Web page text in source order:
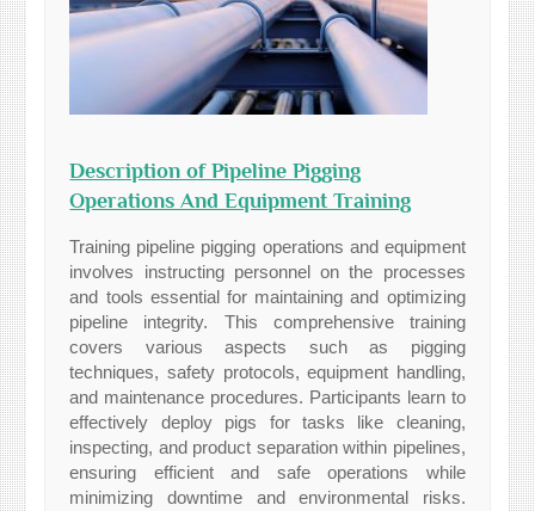
Description of Pipeline Pigging
Operations And Equipment Training
Training pipeline pigging operations and equipment
involves instructing personnel on the processes
and tools essential for maintaining and optimizing
pipeline integrity. This comprehensive training
covers various aspects such as pigging
techniques, safety protocols, equipment handling,
and maintenance procedures. Participants learn to
effectively deploy pigs for tasks like cleaning,
inspecting, and product separation within pipelines,
ensuring efficient and safe operations while
minimizing downtime and environmental risks.